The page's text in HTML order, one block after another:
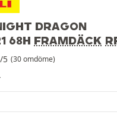
DRAGON
68H FRAMDÄCK
5 (30 omdöme)